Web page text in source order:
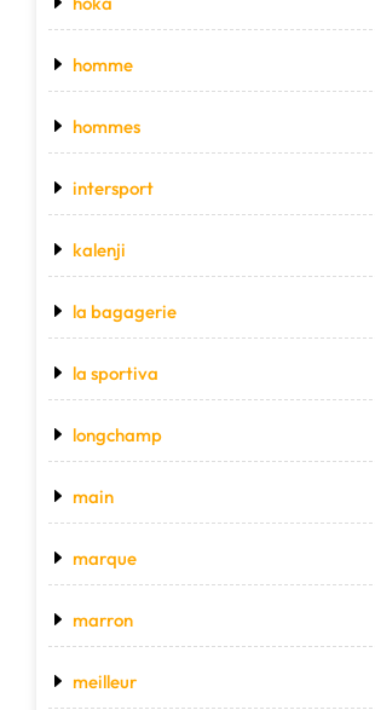
homme
hommes
intersport
kalenji
la bagagerie
la sportiva
longchamp
main
marque
marron
meilleur